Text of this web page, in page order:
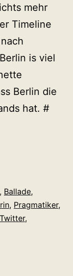
mehr
Timeline
is viel
Berlin die
hat. #
, Ballade,
, Pragmatiker,
Twitter,